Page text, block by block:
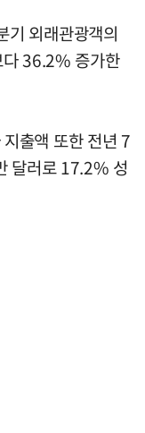
기 외래관광객의
36.2% 증가한
출액 또한 전년 7
달러로 17.2% 성